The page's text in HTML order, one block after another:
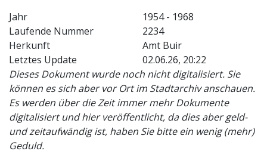
Jahr
1954 - 1968
Laufende Nummer
2234
Herkunft
Amt Buir
Letztes Update
02.06.26, 20:22
Dieses Dokument wurde noch nicht digitalisiert. Sie
können es sich aber vor Ort im Stadtarchiv anschauen.
Es werden über die Zeit immer mehr Dokumente
digitalisiert und hier veröffentlicht, da dies aber geld-
und zeitaufwändig ist, haben Sie bitte ein wenig (mehr)
Geduld.